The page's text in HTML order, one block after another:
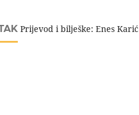
Prijevod i bilješke: Enes Karić